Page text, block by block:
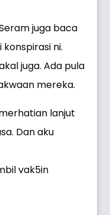
juga baca
ni.
juga. Ada pula
mereka.
lanjut
Dan aku
vak5in